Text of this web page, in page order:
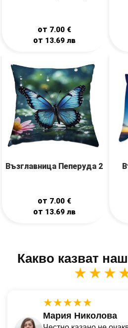
от 7.00 €
от 13.69 лв
Възглавница Пеперуда 2
от 7.00 €
от 13.69 лв
Какво казват
★★★★★
Мария Николова